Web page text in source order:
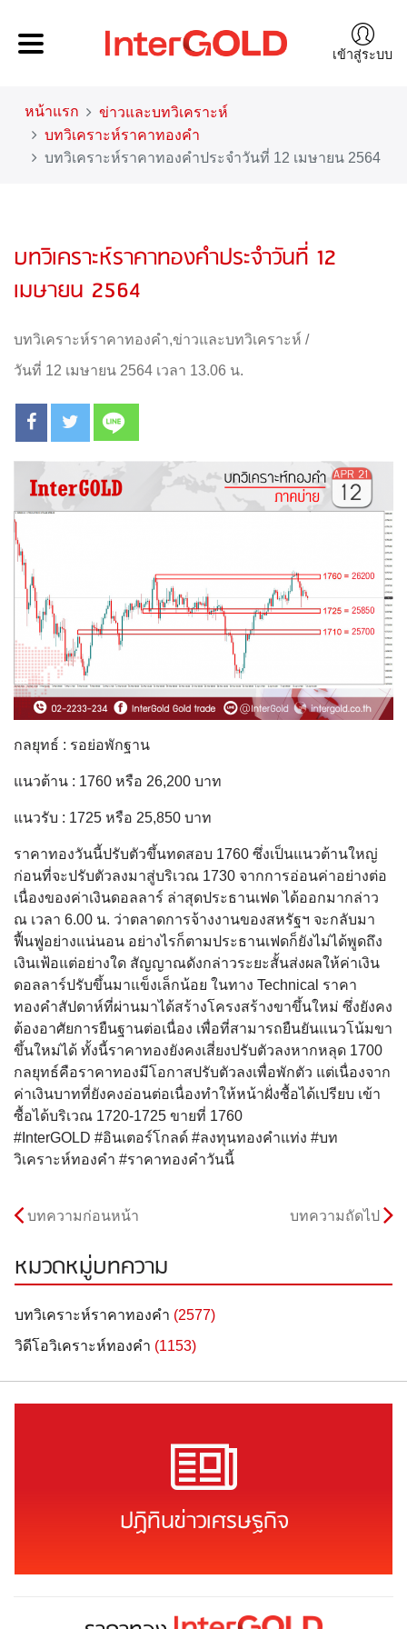
เข้าสู่ระบบ
หน้าแรก
ข่าวและบทวิเคราะห์
บทวิเคราะห์ราคาทองคำ
บทวิเคราะห์ราคาทองคำประจำวันที่ 12 เมษายน 2564
บทวิเคราะห์ราคาทองคำประจำวันที่ 12
เมษายน 2564
บทวิเคราะห์ราคาทองคำ,ข่าวและบทวิเคราะห์ /
วันที่ 12 เมษายน 2564 เวลา 13.06 น.
กลยุทธ์ : รอย่อพักฐาน
แนวต้าน : 1760 หรือ 26,200 บาท
แนวรับ : 1725 หรือ 25,850 บาท
ราคาทองวันนี้ปรับตัวขึ้นทดสอบ 1760 ซึ่งเป็นแนวต้านใหญ่
ก่อนที่จะปรับตัวลงมาสู่บริเวณ 1730 จากการอ่อนค่าอย่างต่อ
เนื่องของค่าเงินดอลลาร์ ล่าสุดประธานเฟด ได้ออกมากล่าว
ณ เวลา 6.00 น. ว่าตลาดการจ้างงานของสหรัฐฯ จะกลับมา
ฟื้นฟูอย่างแน่นอน อย่างไรก็ตามประธานเฟดก็ยังไม่ได้พูดถึง
เงินเฟ้อแต่อย่างใด สัญญาณดังกล่าวระยะสั้นส่งผลให้ค่าเงิน
ดอลลาร์ปรับขึ้นมาแข็งเล็กน้อย ในทาง Technical ราคา
ทองคำสัปดาห์ที่ผ่านมาได้สร้างโครงสร้างขาขึ้นใหม่ ซึ่งยังคง
ต้องอาศัยการยืนฐานต่อเนื่อง เพื่อที่สามารถยืนยันแนวโน้มขา
ขึ้นใหม่ได้ ทั้งนี้ราคาทองยังคงเสี่ยงปรับตัวลงหากหลุด 1700
กลยุทธ์คือราคาทองมีโอกาสปรับตัวลงเพื่อพักตัว แต่เนื่องจาก
ค่าเงินบาทที่ยังคงอ่อนต่อเนื่องทำให้หน้าฝั่งซื้อได้เปรียบ เข้า
ซื้อได้บริเวณ 1720-1725 ขายที่ 1760
#InterGOLD #อินเตอร์โกลด์ #ลงทุนทองคำแท่ง #บท
วิเคราะห์ทองคำ #ราคาทองคำวันนี้
บทความก่อนหน้า บทความถัดไป
หมวดหมู่บทความ
บทวิเคราะห์ราคาทองคำ (2577)
วิดีโอวิเคราะห์ทองคำ (1153)
ปฏิทินข่าวเศรษฐกิจ